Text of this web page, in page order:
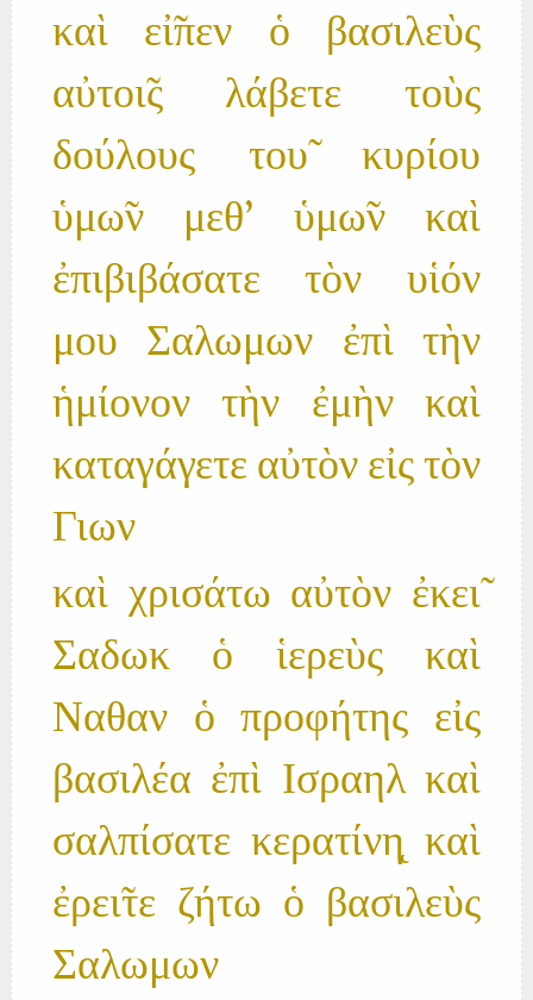
καὶ εἰ̃πεν ὁ βασιλεὺς
αὐτοι̃ς λάβετε τοὺς
δούλους του̃ κυρίου
ὑμω̃ν μεθ' ὑμω̃ν καὶ
ἐπιβιβάσατε τὸν υἱόν
μου Σαλωμων ἐπὶ τὴν
ἡμίονον τὴν ἐμὴν καὶ
καταγάγετε αὐτὸν εἰς τὸν
Γιων
καὶ χρισάτω αὐτὸν ἐκει̃
Σαδωκ ὁ ἱερεὺς καὶ
Ναθαν ὁ προφήτης εἰς
βασιλέα ἐπὶ Ισραηλ καὶ
σαλπίσατε κερατίνη̨ καὶ
ἐρει̃τε ζήτω ὁ βασιλεὺς
Σαλωμων